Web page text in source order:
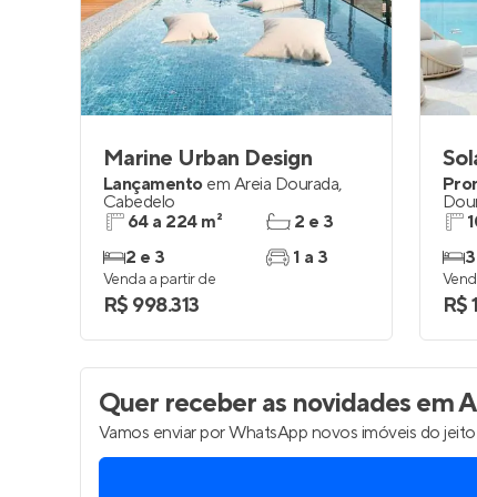
Entrar no
Marine Urban Design
Lançamento em Areia Dourada,
Cabedelo
64 a 224 m²
2 e 3
2 e 3
1 a 3
Venda a partir de
R$ 998.313
3
R$
Quer receber as novidadesem
Vamos enviar por WhatsApp novos imóveis do